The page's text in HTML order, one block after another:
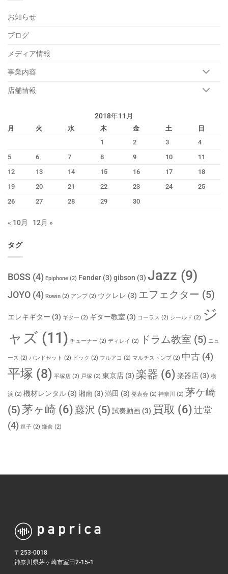
に
は
お知らせ
ブログ
メディア情報
事業内容
店舗情報
2018年11月
月 火 水 木 金 土
日
1
2 3
4
5
6 7 8 9 10
11
12
13 14 15 16 17
18
19
20 21 22 23 24
25
26
27 28 29 30
« 10月 12月 »
タグ
BOSS (4) Epiphone (2) Fender (3) gibson (3) Jazz (9)
JOYO (4) Rowin (2) アンプ (2) ウクレレ (3) エフェクター (5)
エレキギター (3) ギター (2) ギター教室 (3) コーラス (2) シールド (2) ジ
ャズ (11) チューナー (2) ディレイ (2) ドラム教室 (5) ニュ
ース (2) バンドセット (2) ピック (2) フルアコ (2) マルチストンプ (2) 中古 (4)
平塚 (8) 平塚店 (2) 戸塚 (2) 東京店 (3) 楽器 (6) 楽器店 (3) 横
浜 (2) 機材レンタル (3) 湘南 (3) 満田 (3) 発表会 (2) 神奈川 (2) 茅ケ崎
(5)茅ヶ崎 (6)藤沢 (5) 試奏動画 (3) 買取 (6) 辻堂
(4) 逗子 (2) 鎌倉 (2)
〒253-0018
神奈川県茅ヶ崎市室田2-15-1